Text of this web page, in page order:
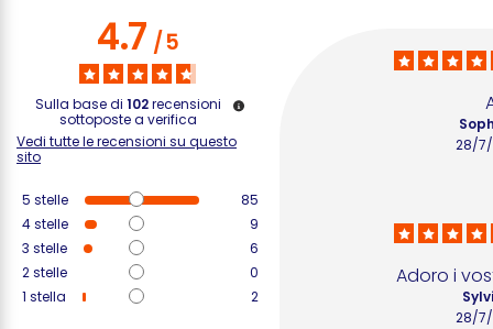
4.7/5
Sulla base di 102 recensioni
sottoposte a verifica
Vedi tutte le recensioni su questo
sito
5 stelle
85
4stelle
9
3 stelle
6
2stelle
0
1 stella 2
28/
Adoro i
28/